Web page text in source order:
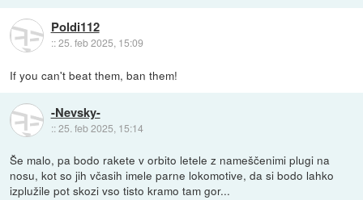
Poldi112
::25. feb 2025, 15:09
If you can't beat them, ban them!
-Nevsky-
::25. feb 2025, 15:14
Še malo, pa bodo rakete v orbito letele z nameščenimi plugi na
nosu, kot so jih včasih imele parne lokomotive, da si bodo lahko
izplužile pot skozi vso tisto kramo tam gor...